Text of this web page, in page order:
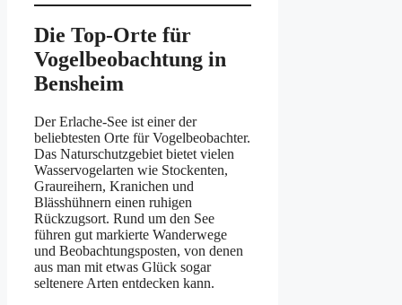
Die Top-Orte für
Vogelbeobachtung in
Bensheim
Der Erlache-See ist einer der
beliebtesten Orte für Vogelbeobachter.
Das Naturschutzgebiet bietet vielen
Wasservogelarten wie Stockenten,
Graureihern, Kranichen und
Blässhühnern einen ruhigen
Rückzugsort. Rund um den See
führen gut markierte Wanderwege
und Beobachtungsposten, von denen
aus man mit etwas Glück sogar
seltenere Arten entdecken kann.